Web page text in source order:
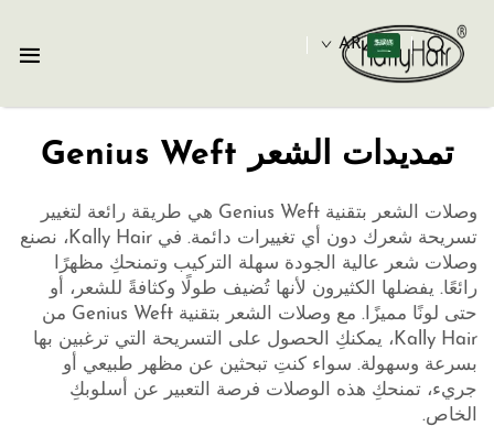
AR
تمديدات الشعر Genius Weft
وصلات الشعر بتقنية Genius Weft هي طريقة رائعة لتغيير
تسريحة شعرك دون أي تغييرات دائمة. في Kally Hair، نصنع
وصلات شعر عالية الجودة سهلة التركيب وتمنحكِ مظهرًا
رائعًا. يفضلها الكثيرون لأنها تُضيف طولًا وكثافةً للشعر، أو
حتى لونًا مميزًا. مع وصلات الشعر بتقنية Genius Weft من
Kally Hair، يمكنكِ الحصول على التسريحة التي ترغبين بها
بسرعة وسهولة. سواء كنتِ تبحثين عن مظهر طبيعي أو
جريء، تمنحكِ هذه الوصلات فرصة التعبير عن أسلوبكِ
الخاص.